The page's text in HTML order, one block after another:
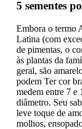
5 sementes
Embora o termo
Latina (com
de pimentas, o
às plantas da
geral, são
podem Ter cor
medem entre 7 e
diâmetro. Seu
leve toque de
molhos,